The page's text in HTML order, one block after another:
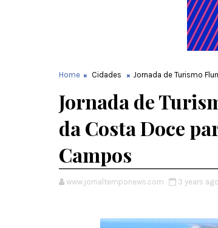
Home Cidades Jornada de Turismo
Jornada de
da Costa Doce
Campos
www.jornaltemponews.com 3 years ago